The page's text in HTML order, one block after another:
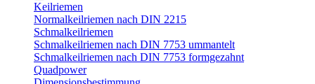
Keilriemen
Normalkeilriemen nach DIN 2215
Schmalkeilriemen
Schmalkeilriemen nach DIN 7753 ummantelt
Schmalkeilriemen nach DIN 7753 formgezahnt
Quadpower